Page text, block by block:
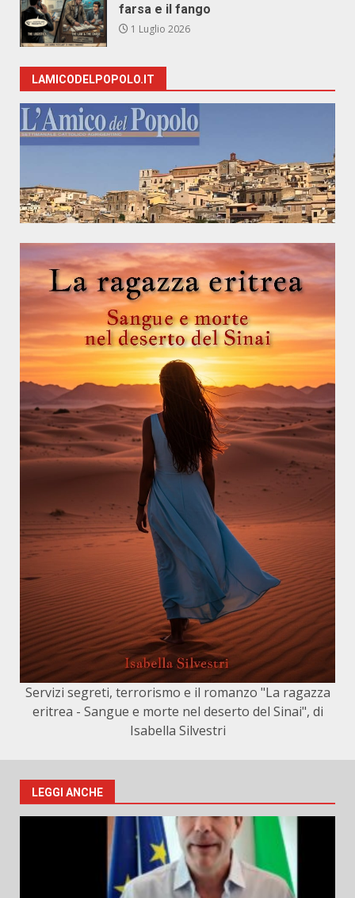
farsa e il fango
1 Luglio 2026
LAMICODELPOPOLO.IT
Servizi segreti, terrorismo e il romanzo "La ragazza
eritrea - Sangue e morte nel deserto del Sinai", di
Isabella Silvestri
LEGGI ANCHE